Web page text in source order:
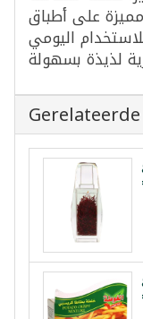
على أطباق
اليومي